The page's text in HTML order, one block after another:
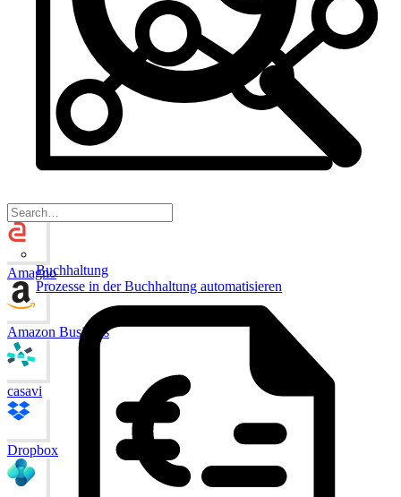
Buchhaltung
Prozesse in der Buchhaltung automatisieren
Amagno
Amazon Business
casavi
Dropbox